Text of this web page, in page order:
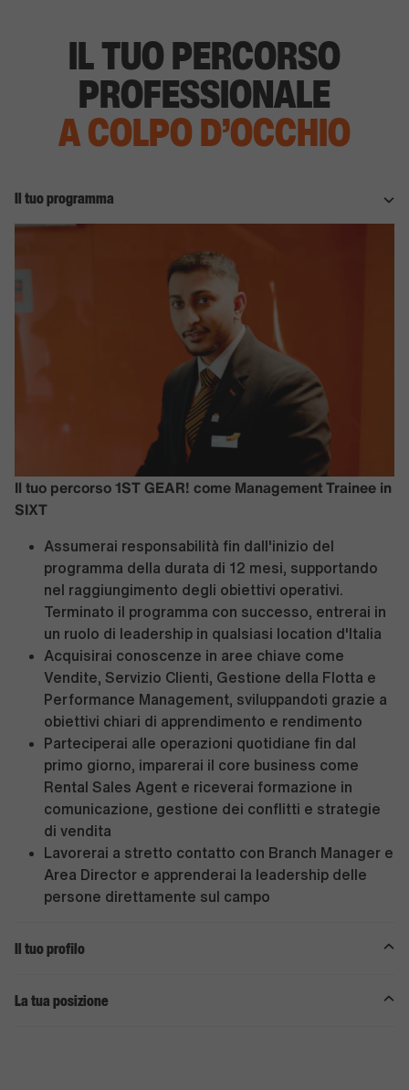
IL TUO PERCORSO
PROFESSIONALE
A COLPO D’OCCHIO
Il tuo programma
Il tuo percorso 1ST GEAR! come Management Trainee in
SIXT
Assumerai responsabilità fin dall'inizio del
programma della durata di 12 mesi, supportando
nel raggiungimento degli obiettivi operativi.
Terminato il programma con successo, entrerai in
un ruolo di leadership in qualsiasi location d'Italia
Acquisirai conoscenze in aree chiave come
Vendite, Servizio Clienti, Gestione della Flotta e
Performance Management, sviluppandoti grazie a
obiettivi chiari di apprendimento e rendimento
Parteciperai alle operazioni quotidiane fin dal
primo giorno, imparerai il core business come
Rental Sales Agent e riceverai formazione in
comunicazione, gestione dei conflitti e strategie
di vendita
Lavorerai a stretto contatto con Branch Manager e
Area Director e apprenderai la leadership delle
persone direttamente sul campo
Il tuo profilo
La tua posizione